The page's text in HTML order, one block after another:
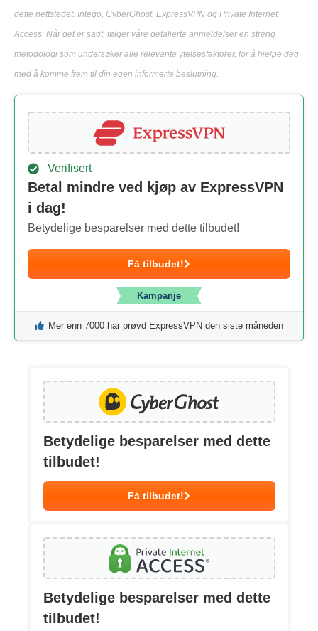
dette nettstedet: Intego, CyberGhost, ExpressVPN og Private Internet
Access. Når det er sagt, følger våre detaljerte anmeldelser en streng
metodologi som undersøker alle relevante ytelsesfaktorer, for å hjelpe deg
med å komme frem til din egen informerte beslutning.
Verifisert
Betal mindre ved kjøp av ExpressVPN
i dag!
Betydelige besparelser med dette tilbudet!
Få tilbudet!
Kampanje
Mer enn 7000 har prøvd ExpressVPN den siste måneden
Betydelige besparelser med dette
tilbudet!
Få tilbudet!
Betydelige besparelser med dette
tilbudet!